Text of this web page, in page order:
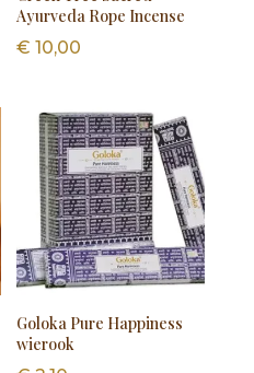
Ayurveda Rope Incense
€ 10,00
Goloka Pure Happiness
wierook